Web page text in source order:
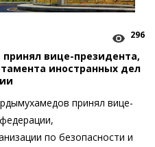
296
вице-президента,
иностранных дел
принял вице-
по безопасности и